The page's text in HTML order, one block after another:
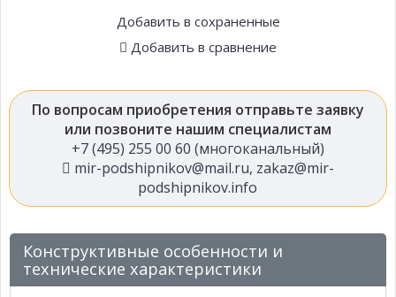
Добавить в сохраненные
Добавить в сравнение
По вопросам приобретения отправьте заявку
или позвоните нашим специалистам
+7 (495) 255 00 60 (многоканальный)
mir-podshipnikov@mail.ru, zakaz@mir-
podshipnikov.info
Конструктивные особенности и
технические характеристики